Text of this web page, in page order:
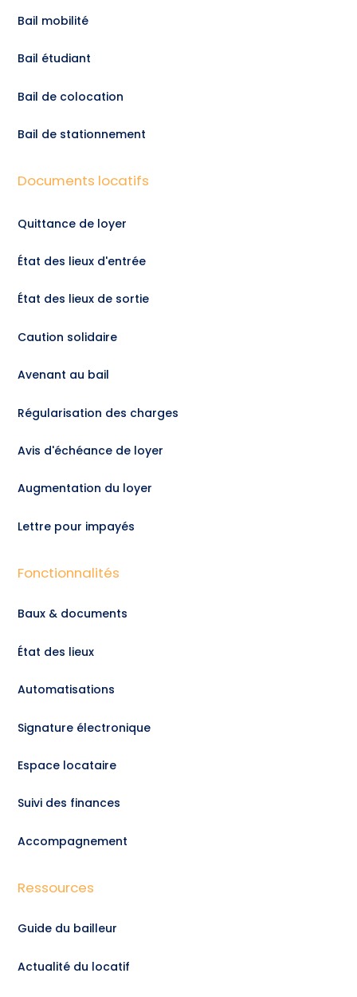
Bail mobilité
Bail étudiant
Bail de colocation
Bail de stationnement
Documents locatifs
Quittance de loyer
État des lieux d'entrée
État des lieux de sortie
Caution solidaire
Avenant au bail
Régularisation des charges
Avis d'échéance de loyer
Augmentation du loyer
Lettre pour impayés
Fonctionnalités
Baux & documents
État des lieux
Automatisations
Signature électronique
Espace locataire
Suivi des finances
Accompagnement
Ressources
Guide du bailleur
Actualité du locatif